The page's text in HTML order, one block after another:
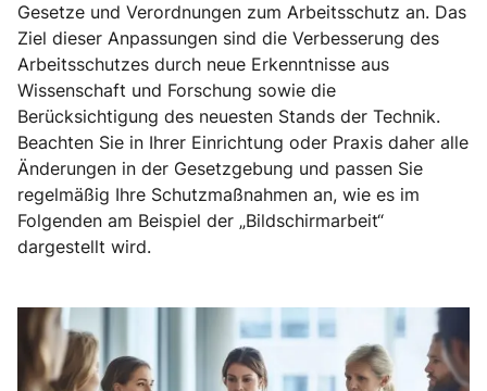
Gesetze und Verordnungen zum Arbeitsschutz an. Das
Ziel dieser Anpassungen sind die Verbesserung des
Arbeitsschutzes durch neue Erkenntnisse aus
Wissenschaft und Forschung sowie die
Berücksichtigung des neuesten Stands der Technik.
Beachten Sie in Ihrer Einrichtung oder Praxis daher alle
Änderungen in der Gesetzgebung und passen Sie
regelmäßig Ihre Schutzmaßnahmen an, wie es im
Folgenden am Beispiel der „Bildschirmarbeit“
dargestellt wird.